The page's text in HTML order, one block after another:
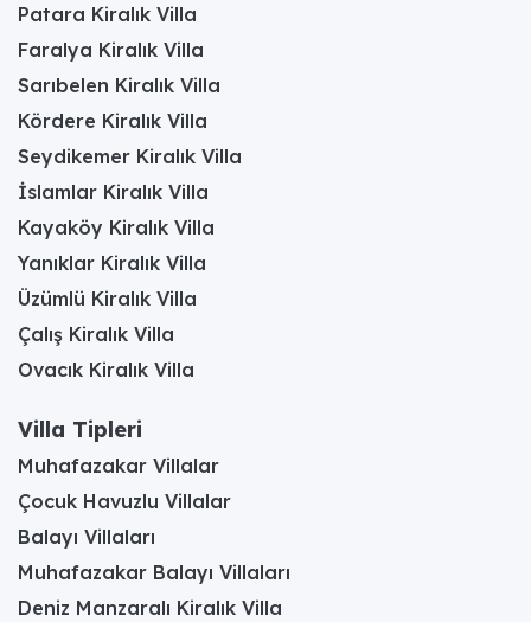
Patara Kiralık Villa
Faralya Kiralık Villa
Sarıbelen Kiralık Villa
Kördere Kiralık Villa
Seydikemer Kiralık Villa
İslamlar Kiralık Villa
Kayaköy Kiralık Villa
Yanıklar Kiralık Villa
Üzümlü Kiralık Villa
Çalış Kiralık Villa
Ovacık Kiralık Villa
Villa Tipleri
Muhafazakar Villalar
Çocuk Havuzlu Villalar
Balayı Villaları
Muhafazakar Balayı Villaları
Deniz Manzaralı Kiralık Villa